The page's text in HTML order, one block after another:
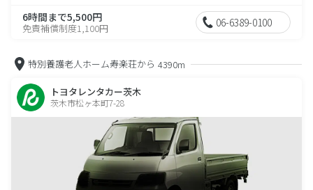
6時間まで5,500円
免責補償制度1,100円 06-6389-0100
特別養護老人ホーム寿楽荘から 4390m
トヨタレンタカー茨木
茨木市松ヶ本町7-28